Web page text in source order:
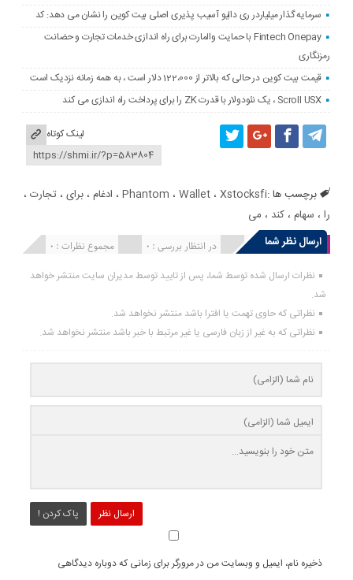
سرمایه گذار میلیاردر ری دالیو آسیب پذیری اصلی بیت کوین را نشان می دهد: کد
Fintech Onepay با حمایت والمارت برای راه اندازی خدمات تجارت و حضانت
رمزنگاری
قیمت بیت کوین در حالی که بالاتر از 122،000 دلار است ، به همه زمانه نزدیک است
Scroll USX ، یک نئودولار با قدرت ZK را برای پرداخت راه اندازی می کند
لینک کوتاه
برچسب ها : Phantom ، Wallet، Xstocksfi ، ادغام ،برای ،تجارت ،
را ، سهام ،کند ، می
ارسال نظر شما
مجموع نظرات : 0 در انتظار بررسی : 0 انتشار یافته : 0
نظرات ارسال شده توسط شما، پس از تایید توسط مدیران سایت منتشر خواهد
شد.
نظراتی که حاوی تهمت یا افترا باشد منتشر نخواهد شد.
نظراتی که به غیر از زبان فارسی یا غیر مرتبط با خبر باشد منتشر نخواهد شد.
ارسال نظر پاک کردن !
ذخیره نام، ایمیل و وبسایت من در مرورگر برای زمانی که دوباره دیدگاهی